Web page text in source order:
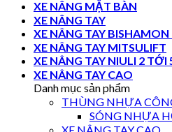
XE NÂNG MẶT BÀN
XE NÂNG TAY
XE NÂNG TAY
XE NÂNG TAY MITSULIFT
XE NÂNG TAY NIULI 2 TỚI
XE NÂNG TAY CAO
Danh mục sản phẩm
THÙNG NHỰA
SÓNG NHỰA